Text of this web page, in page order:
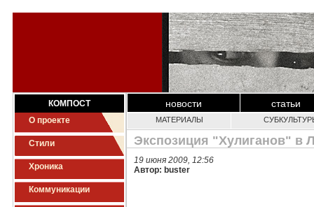
КОМПОСТ
О проекте
Стили
Хроника
Коммуникации
новости статьи
МАТЕРИАЛЫ
Экспозиция "Хулиганов" в
19 июня 2009, 12:56
Автор: buster